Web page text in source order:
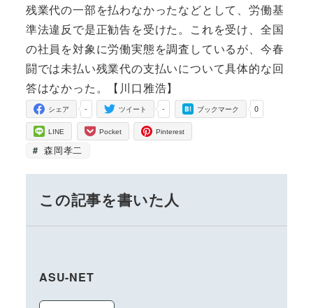
残業代の一部を払わなかったなどとして、労働基
準法違反で是正勧告を受けた。これを受け、全国
の社員を対象に労働実態を調査しているが、今春
闘では未払い残業代の支払いについて具体的な回
答はなかった。【川口雅浩】
-
シェア -
ツイート 0
ブックマーク
LINE Pocket Pinterest
森岡孝二
この記事を書いた人
ASU-NET